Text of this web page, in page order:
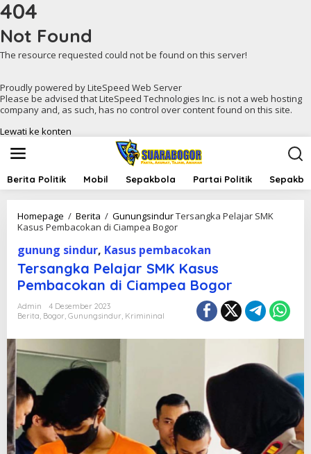
404
Not Found
The resource requested could not be found on this server!
Proudly powered by LiteSpeed Web Server
Please be advised that LiteSpeed Technologies Inc. is not a web hosting
company and, as such, has no control over content found on this site.
Lewati ke konten
Berita Politik Mobil Sepakbola Partai Politik
Homepage / Berita / GunungsindurTersangka Pelajar SMK
Kasus Pembacokan di Ciampea Bogor
gunung sindur, Kasus pembacokan
Tersangka Pelajar SMK Kasus
Pembacokan di Ciampea Bogor
Admin
4 Desember 2023
Berita, Bogor, Gunungsindur, Krimininal